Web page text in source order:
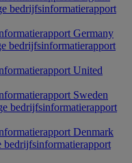
Germany
United
Sweden
Denmark